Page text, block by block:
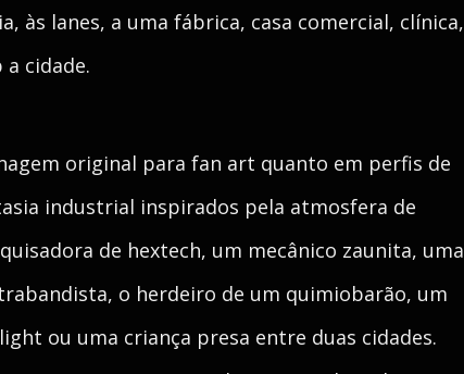
às lanes, a uma fábrica, casa comercial, clínica,
cidade.
original para fan art quanto em perfis de
industrial inspirados pela atmosfera de
de hextech, um mecânico zaunita, uma
o herdeiro de um quimiobarão, um
ou uma criança presa entre duas cidades.